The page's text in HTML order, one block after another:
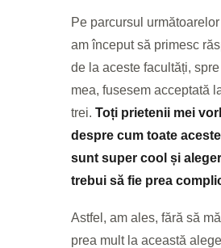
Pe parcursul
am început să primesc
de la aceste facultăți,
mea, fusesem acceptată
trei. Toți prietenii mei
despre cum toate
sunt super cool și
trebui să fie prea
Astfel, am ales, fără să
prea mult la această